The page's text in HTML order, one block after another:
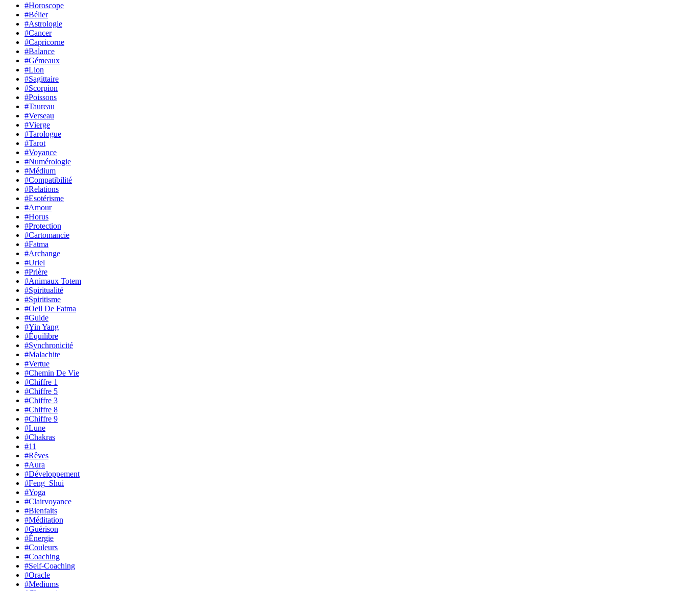
#Horoscope
#Bélier
#Astrologie
#Cancer
#Capricorne
#Balance
#Gémeaux
#Lion
#Sagittaire
#Scorpion
#Poissons
#Taureau
#Verseau
#Vierge
#Tarologue
#Tarot
#Voyance
#Numérologie
#Médium
#Compatibilité
#Relations
#Esotérisme
#Amour
#Horus
#Protection
#Cartomancie
#Fatma
#Archange
#Uriel
#Prière
#Animaux Totem
#Spiritualité
#Spiritisme
#Oeil De Fatma
#Guide
#Yin Yang
#Équilibre
#Synchronicité
#Malachite
#Vertue
#Chemin De Vie
#Chiffre 1
#Chiffre 5
#Chiffre 3
#Chiffre 8
#Chiffre 9
#Lune
#Chakras
#11
#Rêves
#Aura
#Développement
#Feng_Shui
#Yoga
#Clairvoyance
#Bienfaits
#Méditation
#Guérison
#Énergie
#Couleurs
#Coaching
#Self-Coaching
#Oracle
#Mediums